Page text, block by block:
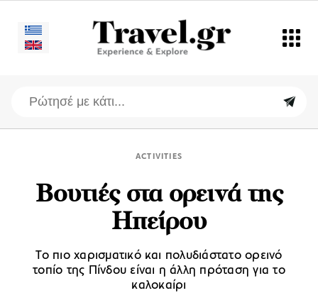
ACTIVITIES
Βουτιές στα ορεινά της
Ηπείρου
Το πιο χαρισματικό και πολυδιάστατο ορεινό
τοπίο της Πίνδου είναι η άλλη πρόταση για το
καλοκαίρι